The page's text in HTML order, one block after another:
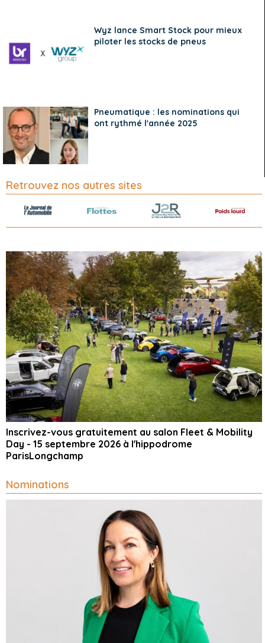
Wyz lance Smart Stock pour mieux
piloter les stocks de pneus
Pneumatique : les nominations qui
ont rythmé l'année 2025
Retrouvez nos autres sites
Inscrivez-vous gratuitement au salon Fleet & Mobility
Day - 15 septembre 2026 à l'hippodrome
ParisLongchamp
Nominations